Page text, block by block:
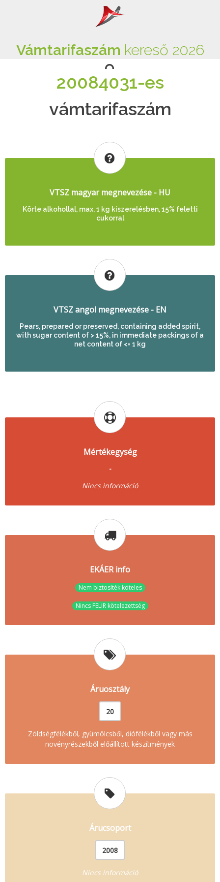
Vámtarifaszám kereső 2026
20084031-es
vámtarifaszám
VTSZ magyar megnevezése - HU
Körte alkohollal, max. 1 kg kiszerelésben, 15% feletti
cukorral
VTSZ angol megnevezése - EN
Pears, prepared or preserved, containing added spirit,
with sugar content of > 15%, in immediate packings of a
net content of <= 1 kg
Mértékegység
-
Nincs információ
EKÁER info
Nem biztosíték köteles
Nincs FELIR kötelezettség
Áruosztály
20
Zöldségfélékből, gyümölcsből, diófélékből vagy más
növényrészekből előállított készítmények
Árucsoport
2008
Nincs információ